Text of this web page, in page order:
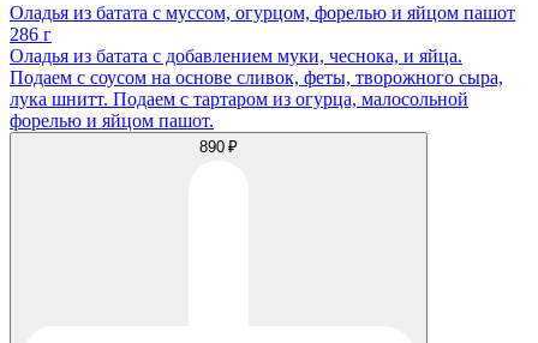
Оладья из батата с муссом, огурцом, форелью и яйцом пашот
286 г
Оладья из батата с добавлением муки, чеснока, и яйца.
Подаем с соусом на основе сливок, феты, творожного сыра,
лука шнитт. Подаем с тартаром из огурца, малосольной
форелью и яйцом пашот.
890 ₽